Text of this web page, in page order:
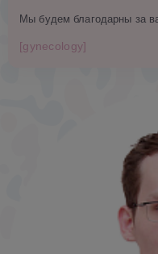
Мы будем благодарны за
[gynecology]